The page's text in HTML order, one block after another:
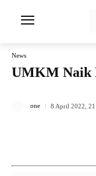
News
UMKM Naik
one 8 April 2022,